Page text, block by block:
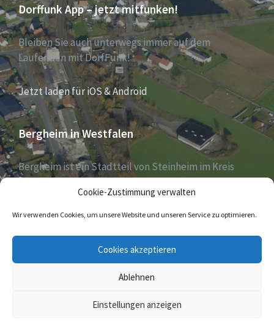
Cookie-Zustimmung verwalten
Wir verwenden Cookies, um unsere Website und unseren Service zu optimieren.
Cookies akzeptieren
Ablehnen
Einstellungen anzeigen
Dorffunk App – jetzt mitfunken!
Bleiben Sie auch unterwegs immer auf dem
Laufenden mit DorfFunk!
Jetzt laden für iOS & Android
Bergheim in Westfalen
Bergheim ist ein Stadtteil von Steinheim im Kreis
Höxter, Nordrhein-Westfalen, und zählt aktuell 1030
Einwohner – Stand 31. Dezember 2018.